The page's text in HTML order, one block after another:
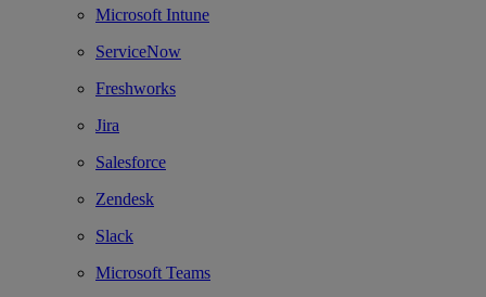
Microsoft Intune
ServiceNow
Freshworks
Jira
Salesforce
Zendesk
Slack
Microsoft Teams